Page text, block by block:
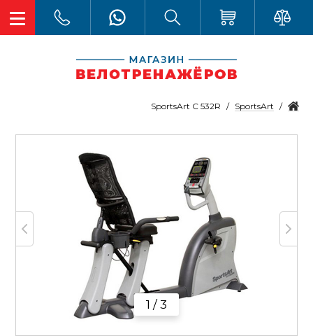
SportsArt
SportsArt C 532R
1 / 3